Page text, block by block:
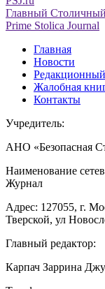
Главный
Prime Stolica Journal
Главная
Новости
Жалобная
Контакты
Учредитель:
АНО «Безопасная
Наименование
Журнал
Адрес: 127055, г.
Тверской, ул
Главный редактор:
Карпач Заррина